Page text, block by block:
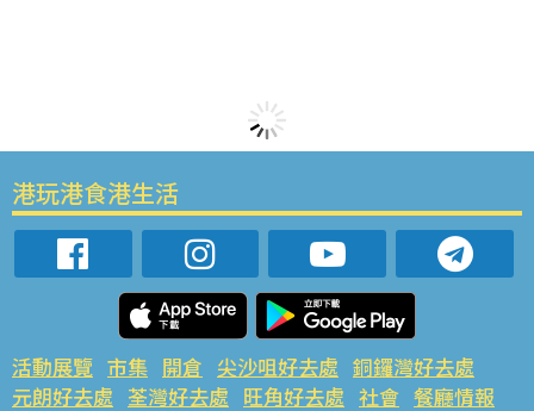
港玩港食港生活
活動展覽 市集 開倉 尖沙咀好去處 銅鑼灣好去處
元朗好去處 荃灣好去處 旺角好去處 社會 餐廳情報